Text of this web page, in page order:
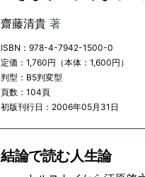
齋藤清貴 著
ISBN：978-4-7942-1500-0
定価：1,760円（本体：1,600円）
判型：B5判変型
頁数：104頁
初版刊行日：2006年05月31日
結論で読む人生論